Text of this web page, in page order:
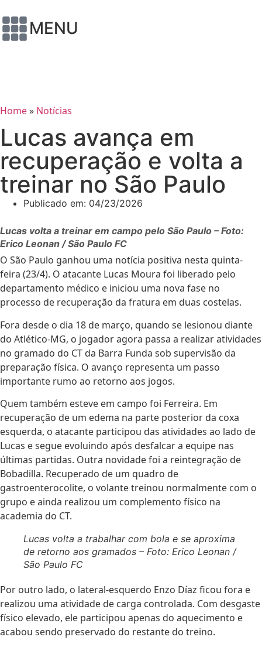
MENU
Home» Notícias
Lucas avança em
recuperação e volta a
treinar no São Paulo
Publicado em: 04/23/2026
Lucas volta a treinar em campo pelo São Paulo – Foto:
Erico Leonan / São Paulo FC
O São Paulo ganhou uma notícia positiva nesta quinta-
feira (23/4). O atacante Lucas Moura foi liberado pelo
departamento médico e iniciou uma nova fase no
processo de recuperação da fratura em duas costelas.
Fora desde o dia 18 de março, quando se lesionou diante
do Atlético-MG, o jogador agora passa a realizar atividades
no gramado do CT da Barra Funda sob supervisão da
preparação física. O avanço representa um passo
importante rumo ao retorno aos jogos.
Quem também esteve em campo foi Ferreira. Em
recuperação de um edema na parte posterior da coxa
esquerda, o atacante participou das atividades ao lado de
Lucas e segue evoluindo após desfalcar a equipe nas
últimas partidas. Outra novidade foi a reintegração de
Bobadilla. Recuperado de um quadro de
gastroenterocolite, o volante treinou normalmente com o
grupo e ainda realizou um complemento físico na
academia do CT.
Lucas volta a trabalhar com bola e se aproxima
de retorno aos gramados – Foto: Erico Leonan /
São Paulo FC
Por outro lado, o lateral-esquerdo Enzo Díaz ficou fora e
realizou uma atividade de carga controlada. Com desgaste
físico elevado, ele participou apenas do aquecimento e
acabou sendo preservado do restante do treino.